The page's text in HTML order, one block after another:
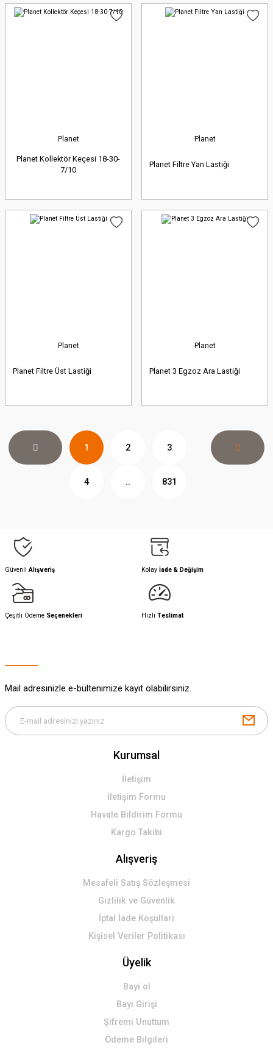
Planet
Planet Kollektör Keçesi 18-30-
7/10
Planet
Planet Filtre Yan Lastiği
Planet
Planet Filtre Üst Lastiği
Planet
Planet 3 Egzoz Ara Lastiği
1 2 3
4 .. 831
Güvenli Alışveriş Kolay İade & Değişim
Çeşitli Ödeme Seçenekleri Hızlı Teslimat
Mail adresinizle e-bültenimize kayıt olabilirsiniz.
Kurumsal
İletişim
İletişim Formu
Havale Bildirim Formu
Kargo Takibi
Alışveriş
Mesafeli Satış Sözleşmesi
Gizlilik ve Güvenlik
İptal İade Koşullari
Kişisel Veriler Politikası
Üyelik
Bayi ol
Bayi Girişi
Şifremi Unuttum
Ödeme Bilgileri